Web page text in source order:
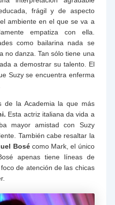
frágil y de aspecto
ambiente en el que se va a
empatiza con ella.
como bailarina nada se
no danza. Tan sólo tiene una
a demostrar su talento. El
Suzy se encuentra enferma
de la Academia la que más
Esta actriz italiana da vida a
mayor amistad con Suzy
También cabe resaltar la
Bosécomo Mark, el único
apenas tiene líneas de
de atención de las chicas